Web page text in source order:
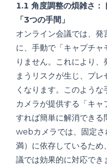
1.1 角度調整の煩雑さ：
「3つの手間」
オンライン会議では、
に、手動で「キャプチ
りません。これにより
まうリスクが生じ、プ
くなります。このよう
カメラが提供する「キ
すれば簡単に解消でき
webカメラでは、固定
満）に依存しているため
議では効果的に対応でき